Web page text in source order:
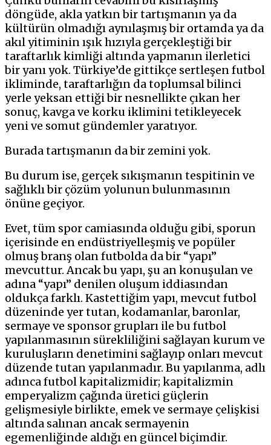
döngüde, akla yatkın bir tartışmanın ya da
kültürün olmadığı aynılaşmış bir ortamda ya da
akıl yitiminin ışık hızıyla gerçekleştiği bir
taraftarlık kimliği altında yapmanın ilerletici
bir yanı yok. Türkiye’de gittikçe sertleşen futbol
ikliminde, taraftarlığın da toplumsal bilinci
yerle yeksan ettiği bir nesnellikte çıkan her
sonuç, kavga ve korku iklimini tetikleyecek
yeni ve somut gündemler yaratıyor.
Burada tartışmanın da bir zemini yok.
Bu durum ise, gerçek sıkışmanın tespitinin ve
sağlıklı bir çözüm yolunun bulunmasının
önüne geçiyor.
Evet, tüm spor camiasında olduğu gibi, sporun
içerisinde en endüstriyelleşmiş ve popüler
olmuş branş olan futbolda da bir “yapı”
mevcuttur. Ancak bu yapı, şu an konuşulan ve
adına “yapı” denilen oluşum iddiasından
oldukça farklı. Kastettiğim yapı, mevcut futbol
düzeninde yer tutan, kodamanlar, baronlar,
sermaye ve sponsor grupları ile bu futbol
yapılanmasının sürekliliğini sağlayan kurum ve
kuruluşların denetimini sağlayıp onları mevcut
düzende tutan yapılanmadır. Bu yapılanma, adlı
adınca futbol kapitalizmidir; kapitalizmin
emperyalizm çağında üretici güçlerin
gelişmesiyle birlikte, emek ve sermaye çelişkisi
altında salınan ancak sermayenin
egemenliğinde aldığı en güncel biçimdir.